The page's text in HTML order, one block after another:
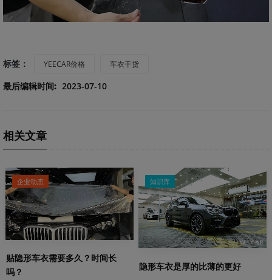
标签： YEECAR价格 车衣干货
最后编辑时间: 2023-07-10
相关文章
企业动态
贴隐形车衣需要多久？时间长
吗？
知识库
隐形车衣是厚的比薄的更好